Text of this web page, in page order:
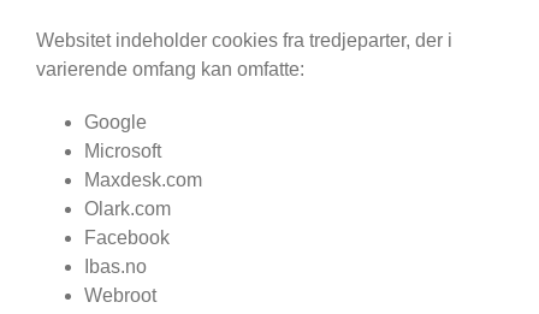
Websitet indeholder cookies fra tredjeparter, der i
varierende omfang kan omfatte:
Google
Microsoft
Maxdesk.com
Olark.com
Facebook
Ibas.no
Webroot